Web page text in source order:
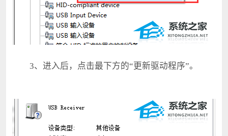
3、进入后，点击最下方的“更新驱动程序”。